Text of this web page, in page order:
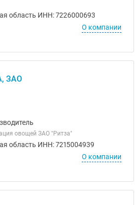
область ИНН: 7226000693
О компании
ЗАО
овощей ЗАО "Ритза"
область ИНН: 7215004939
О компании